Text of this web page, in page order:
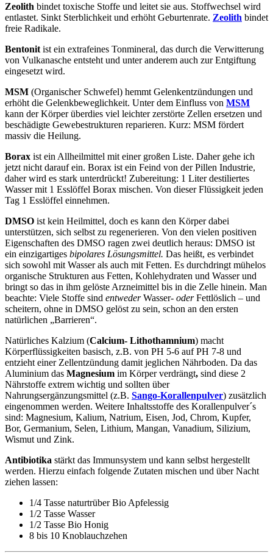
Zeolith bindet toxische Stoffe und leitet sie aus. Stoffwechsel wird
entlastet. Sinkt Sterblichkeit und erhöht Geburtenrate. Zeolith bindet
freie Radikale.
Bentonit ist ein extrafeines Tonmineral, das durch die Verwitterung
von Vulkanasche entsteht und unter anderem auch zur Entgiftung
eingesetzt wird.
MSM (Organischer Schwefel) hemmt Gelenkentzündungen und
erhöht die Gelenkbeweglichkeit. Unter dem Einfluss von MSM
kann der Körper überdies viel leichter zerstörte Zellen ersetzen und
beschädigte Gewebestrukturen reparieren. Kurz: MSM fördert
massiv die Heilung.
Borax ist ein Allheilmittel mit einer großen Liste. Daher gehe ich
jetzt nicht darauf ein. Borax ist ein Feind von der Pillen Industrie,
daher wird es stark unterdrückt! Zubereitung: 1 Liter destiliertes
Wasser mit 1 Esslöffel Borax mischen. Von dieser Flüssigkeit jeden
Tag 1 Esslöffel einnehmen.
DMSO ist kein Heilmittel, doch es kann den Körper dabei
unterstützen, sich selbst zu regenerieren. Von den vielen positiven
Eigenschaften des DMSO ragen zwei deutlich heraus: DMSO ist
ein einzigartiges bipolares Lösungsmittel. Das heißt, es verbindet
sich sowohl mit Wasser als auch mit Fetten. Es durchdringt mühelos
organische Strukturen aus Fetten, Kohlehydraten und Wasser und
bringt so das in ihm gelöste Arzneimittel bis in die Zelle hinein. Man
beachte: Viele Stoffe sind entwederWasser- oderFettlöslich – und
scheitern, ohne in DMSO gelöst zu sein, schon an den ersten
natürlichen „Barrieren“.
Natürliches Kalzium (Calcium- Lithothamnium) macht
Körperflüssigkeiten basisch, z.B. von PH 5-6 auf PH 7-8 und
entzieht einer Zellentzündung damit jeglichen Nährboden. Da das
Aluminium das Magnesium im Körper verdrängt, sind diese 2
Nährstoffe extrem wichtig und sollten über
Nahrungsergänzungsmittel (z.B. Sango-Korallenpulver) zusätzlich
eingenommen werden. Weitere Inhaltsstoffe des Korallenpulver´s
sind: Magnesium, Kalium, Natrium, Eisen, Jod, Chrom, Kupfer,
Bor, Germanium, Selen, Lithium, Mangan, Vanadium, Silizium,
Wismut und Zink.
Antibiotika stärkt das Immunsystem und kann selbst hergestellt
werden. Hierzu einfach folgende Zutaten mischen und über Nacht
ziehen lassen:
1/4 Tasse naturtrüber Bio Apfelessig
1/2 Tasse Wasser
1/2 Tasse Bio Honig
8 bis 10 Knoblauchzehen